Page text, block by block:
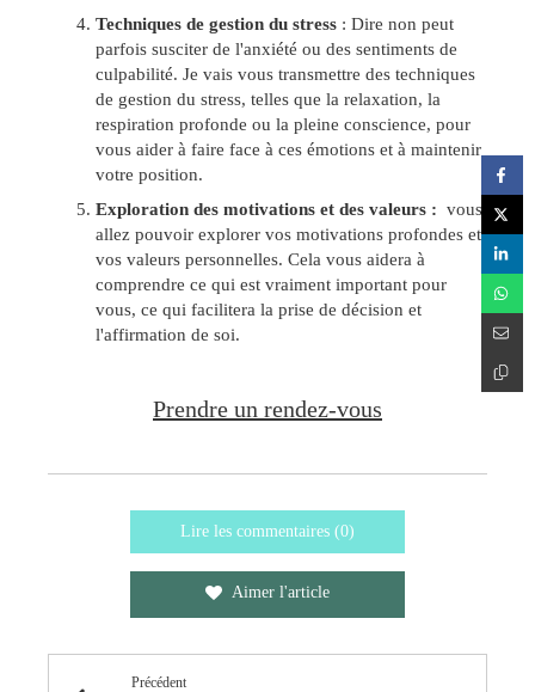
Techniques de gestion du stress : Dire non peut
parfois susciter de l'anxiété ou des sentiments de
culpabilité. Je vais vous transmettre des techniques
de gestion du stress, telles que la relaxation, la
respiration profonde ou la pleine conscience, pour
vous aider à faire face à ces émotions et à maintenir
votre position.
Exploration des motivations et des valeurs : vous
allez pouvoir explorer vos motivations profondes et
vos valeurs personnelles. Cela vous aidera à
comprendre ce qui est vraiment important pour
vous, ce qui facilitera la prise de décision et
l'affirmation de soi.
Prendre un rendez-vous
Lire les commentaires (0)
Aimer l'article
Précédent